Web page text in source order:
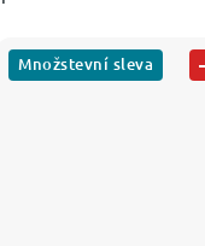
Množstevní sleva